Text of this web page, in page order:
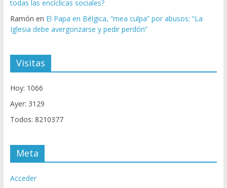
todas las encíclicas sociales?
Ramón en El Papa en Bélgica, “mea culpa” por abusos: “La
Iglesia debe avergonzarse y pedir perdón”
Visitas
Hoy: 1066
Ayer: 3129
Todos: 8210377
Meta
Acceder